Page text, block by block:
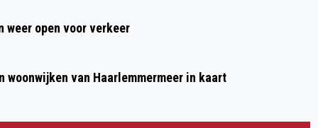
weer open voor verkeer
woonwijken van Haarlemmermeer in kaart